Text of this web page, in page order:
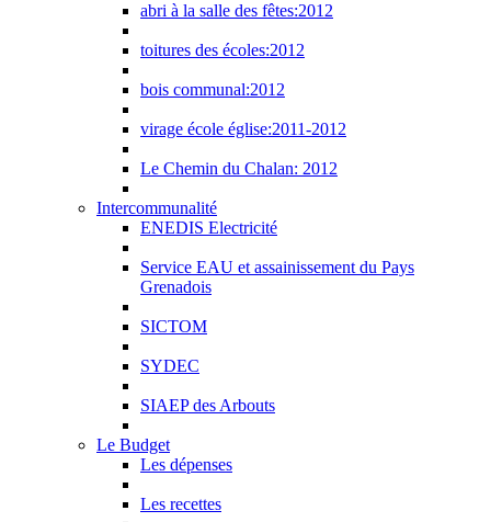
abri à la salle des fêtes:2012
toitures des écoles:2012
bois communal:2012
virage école église:2011-2012
Le Chemin du Chalan: 2012
Intercommunalité
ENEDIS Electricité
Service EAU et assainissement du Pays
Grenadois
SICTOM
SYDEC
SIAEP des Arbouts
Le Budget
Les dépenses
Les recettes